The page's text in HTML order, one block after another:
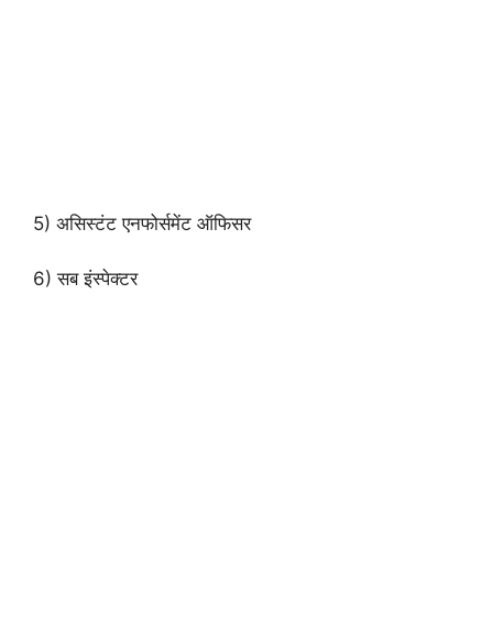
5) असिस्टंट एनफोर्समेंट ऑफिसर
6) सब इंस्पेक्टर